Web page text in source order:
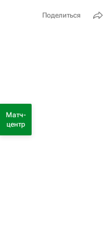
Поделиться
Матч-
центр